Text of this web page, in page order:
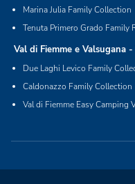
Marina Julia Family Collection
Tenuta Primero Grado Family
Val di Fiemme e Valsugana
Due Laghi Levico Family
Caldonazzo Family Collection
Val di Fiemme Easy Camping